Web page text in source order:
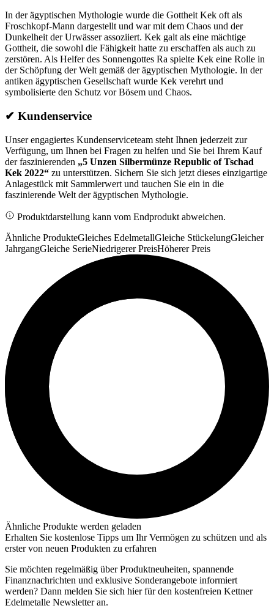
In der ägyptischen Mythologie wurde die Gottheit Kek oft als
Froschkopf-Mann dargestellt und war mit dem Chaos und der
Dunkelheit der Urwässer assoziiert. Kek galt als eine mächtige
Gottheit, die sowohl die Fähigkeit hatte zu erschaffen als auch zu
zerstören. Als Helfer des Sonnengottes Ra spielte Kek eine Rolle in
der Schöpfung der Welt gemäß der ägyptischen Mythologie. In der
antiken ägyptischen Gesellschaft wurde Kek verehrt und
symbolisierte den Schutz vor Bösem und Chaos.
✔ Kundenservice
Unser engagiertes Kundenserviceteam steht Ihnen jederzeit zur
Verfügung, um Ihnen bei Fragen zu helfen und Sie bei Ihrem Kauf
der faszinierenden „5 Unzen Silbermünze Republic of Tschad
Kek 2022“ zu unterstützen. Sichern Sie sich jetzt dieses einzigartige
Anlagestück mit Sammlerwert und tauchen Sie ein in die
faszinierende Welt der ägyptischen Mythologie.
Produktdarstellung kann vom Endprodukt abweichen.
Ähnliche ProdukteGleiches EdelmetallGleiche StückelungGleicher
JahrgangGleiche SerieNiedrigerer PreisHöherer Preis
Ähnliche Produkte werden geladen
Erhalten Sie kostenlose Tipps um Ihr Vermögen zu schützen und als
erster von neuen Produkten zu erfahren
Sie möchten regelmäßig über Produktneuheiten, spannende
Finanznachrichten und exklusive Sonderangebote informiert
werden? Dann melden Sie sich hier für den kostenfreien Kettner
Edelmetalle Newsletter an.